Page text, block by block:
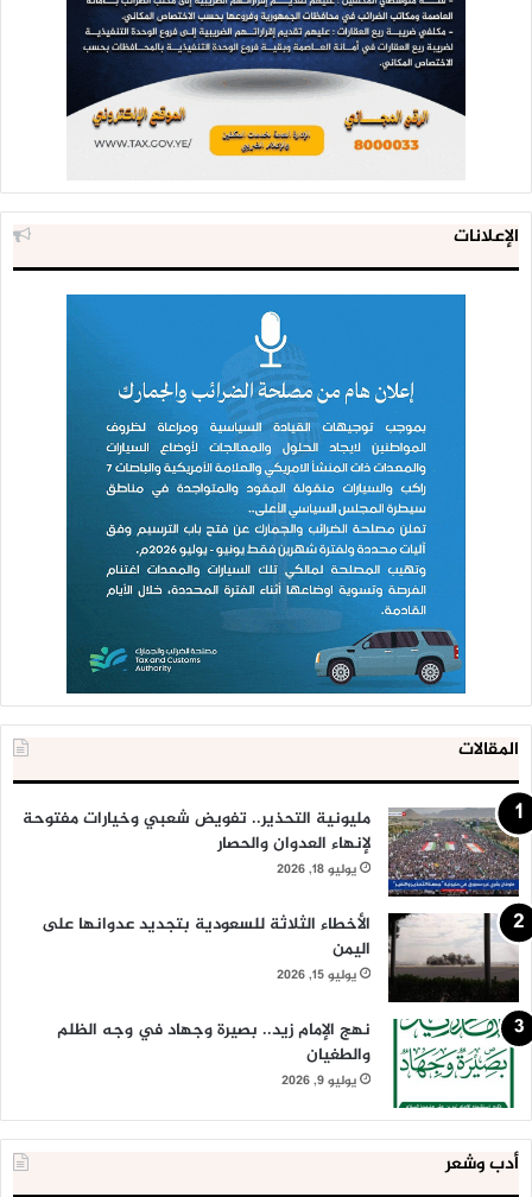
الإعلانات
المقالات
مليونية التحذير.. تفويض شعبي وخيارات مفتوحة
لإنهاء العدوان والحصار
يوليو 18, 2026
الأخطاء الثلاثة للسعودية بتجديد عدوانها على
اليمن
يوليو 15, 2026
نهج الإمام زيد.. بصيرة وجهاد في وجه الظلم
والطغيان
يوليو 9, 2026
أدب وشعر